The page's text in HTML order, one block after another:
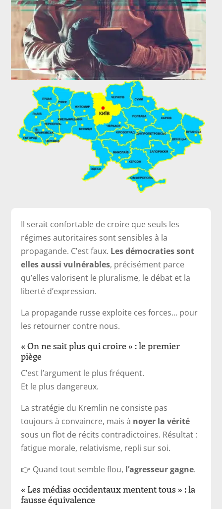
Il serait confortable de croire que seuls les
régimes autoritaires sont sensibles à la
propagande. C’est faux. Les démocraties sont
elles aussi vulnérables, précisément parce
qu’elles valorisent le pluralisme, le débat et la
liberté d’expression.
La propagande russe exploite ces forces… pour
les retourner contre nous.
« On ne sait plus qui croire » : le premier
piège
C’est l’argument le plus fréquent.
Et le plus dangereux.
La stratégie du Kremlin ne consiste pas
toujours à convaincre, mais à noyer la vérité
sous un flot de récits contradictoires. Résultat :
fatigue morale, relativisme, repli sur soi.
👉 Quand tout semble flou, l’agresseur gagne.
« Les médias occidentaux mentent tous » : la
fausse équivalence